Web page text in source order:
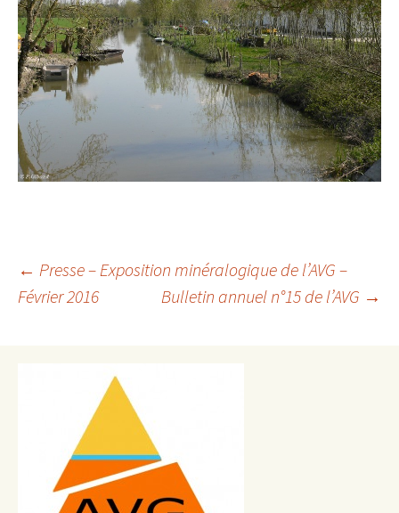
Navigation
← Presse – Exposition minéralogique de l’AVG –
Février 2016
Bulletin annuel n°15 de l’AVG →